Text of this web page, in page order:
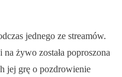
jednego ze streamów.
żywo została poproszona
jej grę o pozdrowienie